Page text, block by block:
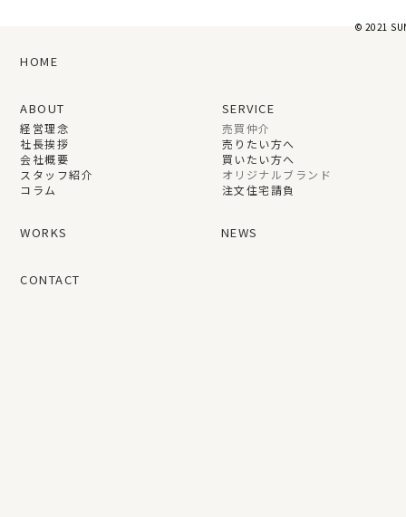
HOME
ABOUT
経営理念
社長挨拶
会社概要
スタッフ紹介
コラム
SERVICE
売買仲介
売りたい方へ
買いたい方へ
オリジナルブランド
注文住宅請負
WORKS NEWS
CONTACT
© 2021